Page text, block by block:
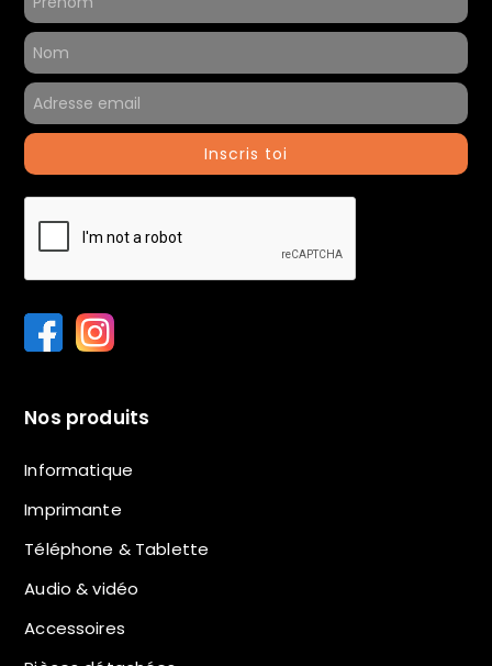
Inscris toi
Nos produits
Informatique
Imprimante
Téléphone & Tablette
Audio & vidéo
Accessoires